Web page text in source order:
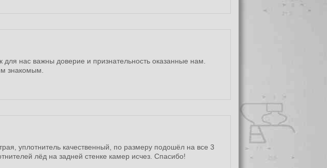
нас важны доверие и признательность оказанные нам.
знакомым.
уплотнитель качественный, по размеру подошёл на все 3
лёд на задней стенке камер исчез. Спасибо!